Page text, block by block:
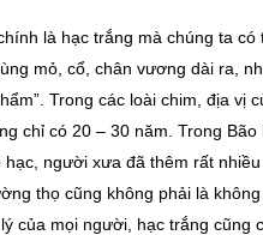
là hạc trắng mà chúng ta có
mỏ, cổ, chân vương dài ra,
Trong các loài chim, địa vị
chỉ có 20 – 30 năm. Trong
người xưa đã thêm rất
thọ cũng không phải là
của mọi người, hạc trắng cũng